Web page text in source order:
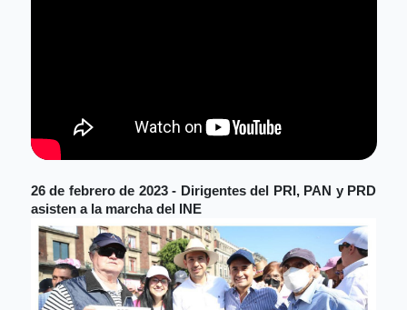
26 de febrero de 2023 - Dirigentes del PRI, PAN y PRD
asisten a la marcha del INE